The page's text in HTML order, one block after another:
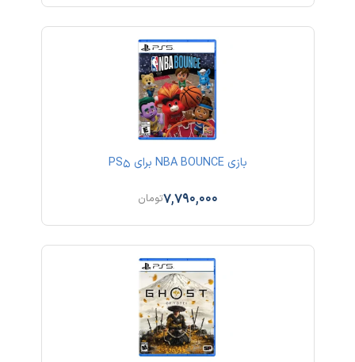
بازی NBA BOUNCE برای PS5
7,790,000تومان